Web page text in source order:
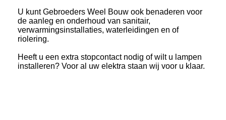
U kunt Gebroeders Weel Bouw ook benaderen voor
de aanleg en onderhoud van sanitair,
verwarmingsinstallaties, waterleidingen en of
riolering.
Heeft u een extra stopcontact nodig of wilt u lampen
installeren? Voor al uw elektra staan wij voor u klaar.